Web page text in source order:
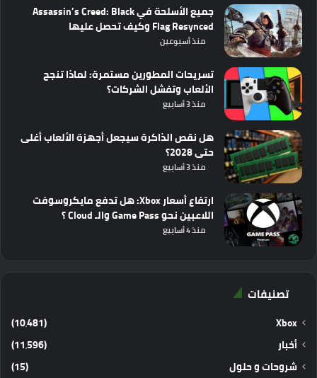
جميع الأسلحة في Assassin’s Creed: Black
Flag Resynced وكيف تحصل عليها
منذ أسبوعين
تسريحات المطورين مستمرة: لماذا تنجح
الألعاب وتفشل الشركات؟
منذ 3 أسابيع
هل نقص الذاكرة سيجعل أجهزة الألعاب أغلى
حتى 2028؟
منذ 3 أسابيع
ارتفاع أسعار Xbox: هل تدفع مايكروسوفت
اللاعبين نحو Game Pass والـ Cloud ؟
منذ 4 أسابيع
تصنيفات
Xbox
(10٬481)
أخبار
(11٬596)
شروحات و حلول
(15)